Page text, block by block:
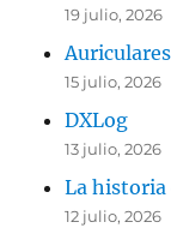
19 julio, 2026
15 julio, 2026
DXLog
13 julio, 2026
La historia
12 julio, 2026